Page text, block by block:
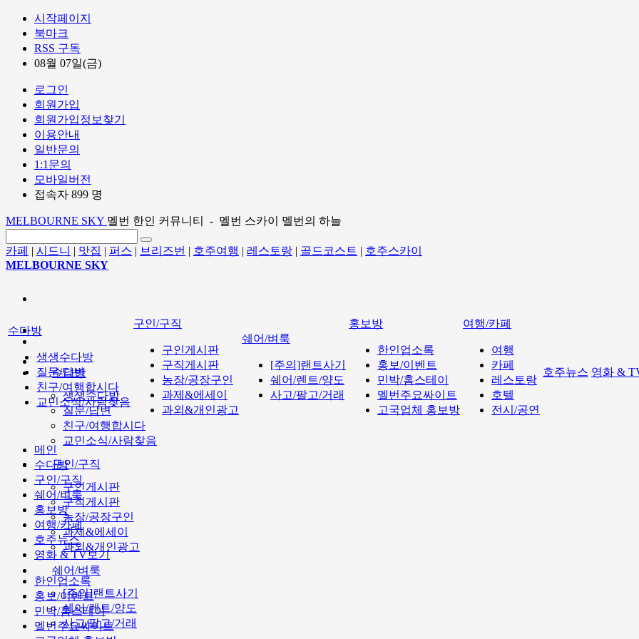
시작페이지
북마크
RSS 구독
08월 07일(금)
로그인
회원가입
회원가입정보찾기
이용안내
일반문의
1:1문의
모바일버전
접속자 899 명
MELBOURNE SKY 멜번 한인 커뮤니티 - 멜번 스카이 멜번의 하늘
카페 | 시드니 | 맛집 | 퍼스 | 브리즈번 | 호주여행 | 레스토랑 | 골드코스트 | 호주스카이
MELBOURNE SKY
수다방
생생수다방
질문/답변
친구/여행합시다
교민소식/사람찾음
구인/구직
구인게시판
구직게시판
농장/공장구인
과제&에세이
과외&개인광고
쉐어/벼룩
[주의]랜트사기
쉐어/렌트/양도
사고/팔고/거래
수다방
생생수다방
질문/답변
친구/여행합시다
교민소식/사람찾음
구인/구직
구인게시판
구직게시판
농장/공장구인
과제&에세이
과외&개인광고
쉐어/벼룩
[주의]랜트사기
쉐어/렌트/양도
사고/팔고/거래
홍보방
한인업소록
홍보/이벤트
민박/홈스테이
멜번주요싸이트
고국업체 홍보방
여행/카페
여행
카페
레스토랑
호텔
전시/공연
호주뉴스 영화 &
메인
수다방
구인/구직
쉐어/벼룩
홍보방
여행/카페
호주뉴스
영화 & TV보기
한인업소록
홍보/이벤트
민박/홈스테이
멜번주요싸이트